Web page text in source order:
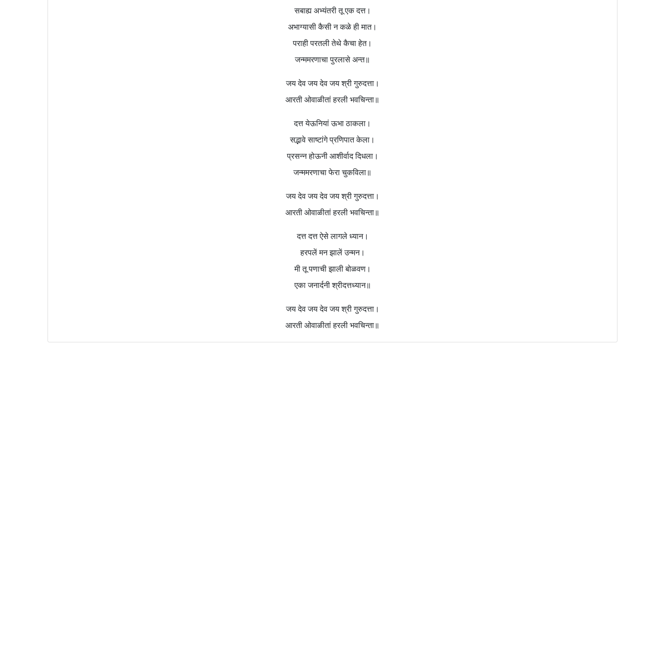
सबाह्य अभ्यंतरी तू एक दत्त।
अभाग्यासी कैसी न कळे ही मात।
पराही परतली तेथे कैचा हेत।
जन्ममरणाचा पुरलासे अन्त॥
जय देव जय देव जय श्री गुरुदत्ता।
आरती ओवाळीतां हरली भवचिन्ता॥
दत्त येऊनियां ऊभा ठाकला।
सद्भावे साष्टांगे प्रणिपात केला।
प्रसन्न होऊनी आशीर्वाद दिधला।
जन्ममरणाचा फेरा चुकविला॥
जय देव जय देव जय श्री गुरुदत्ता।
आरती ओवाळीतां हरली भवचिन्ता॥
दत्त दत्त ऐसे लागले ध्यान।
हरपलें मन झालें उन्मन।
मी तू पणाची झाली बोळवण।
एका जनार्दनी श्रीदत्तध्यान॥
जय देव जय देव जय श्री गुरुदत्ता।
आरती ओवाळीतां हरली भवचिन्ता॥